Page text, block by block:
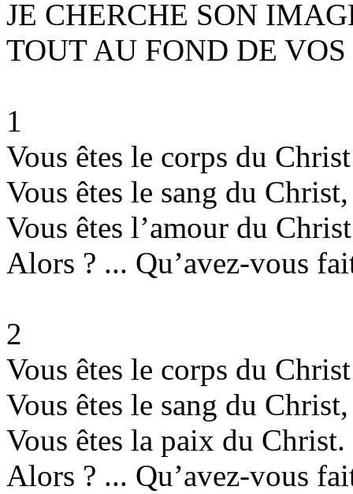
JE CHERCHE SON
TOUT AU FOND DE VOS
1
Vous êtes le corps du Christ
Vous êtes le sang du Christ,
Vous êtes l’amour du
Alors ? ... Qu’avez-vous
2
Vous êtes le corps du Christ
Vous êtes le sang du Christ,
Vous êtes la paix du Christ.
Alors ? ... Qu’avez-vous